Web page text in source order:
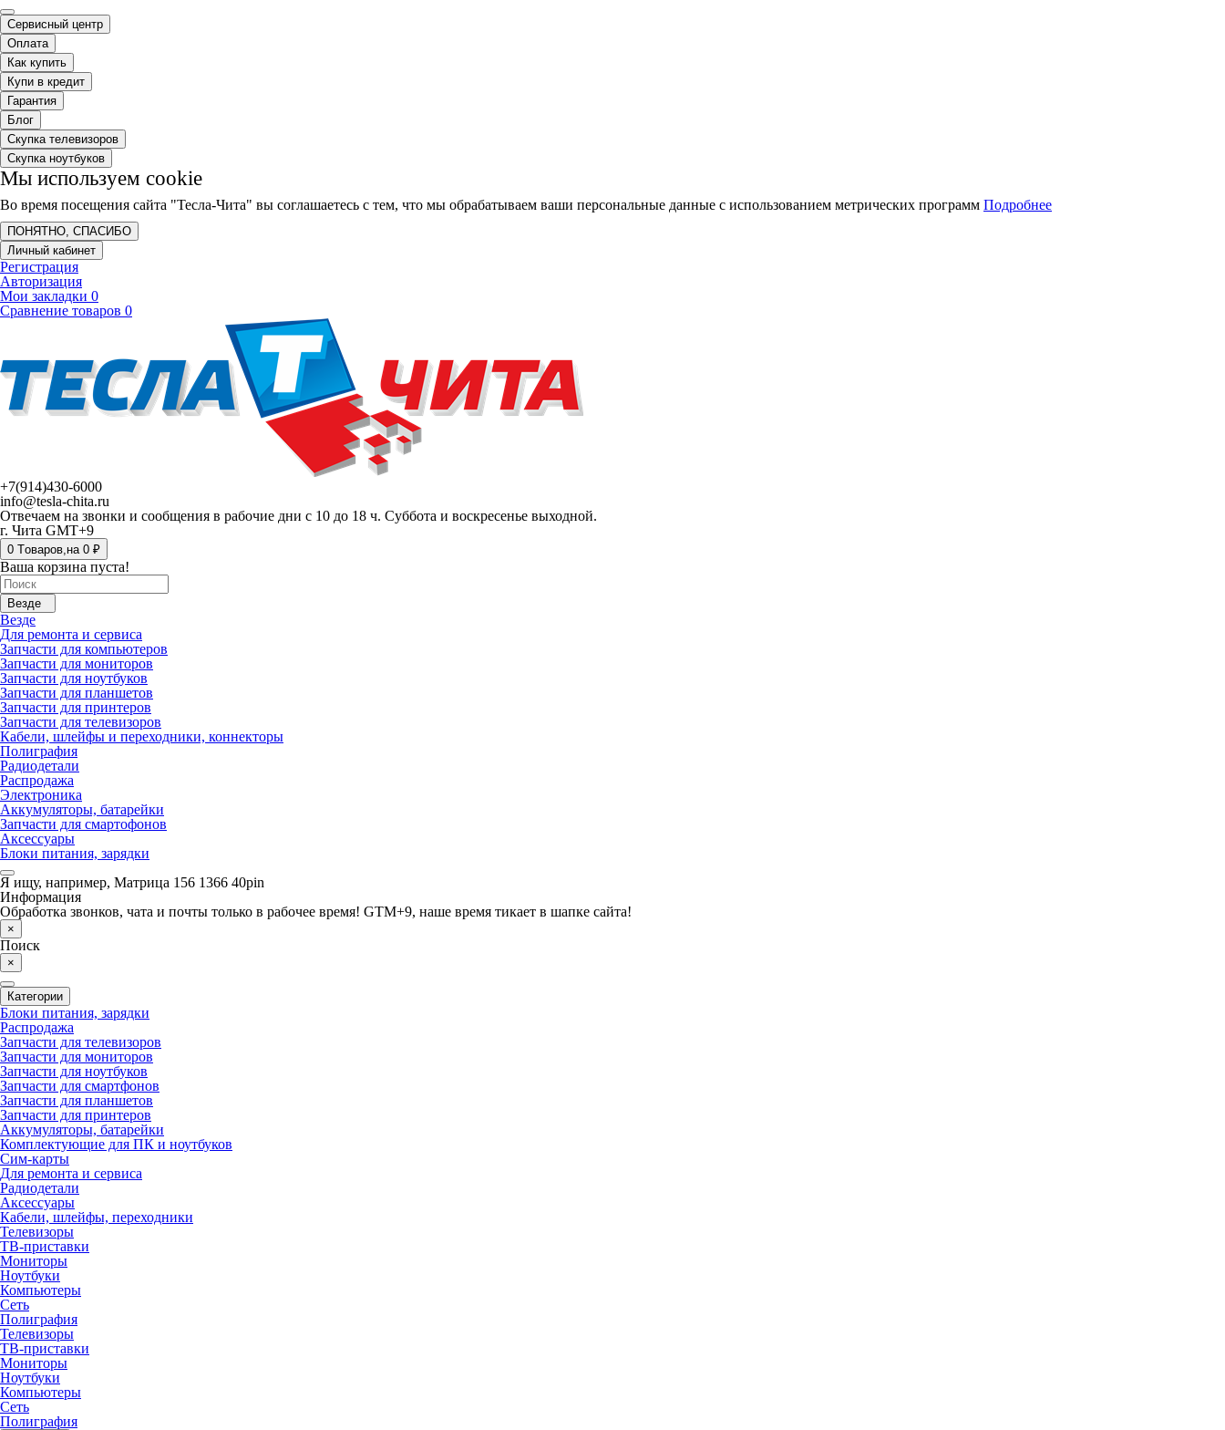
Сервисный центр
Оплата
Как купить
Купи в кредит
Гарантия
Блог
Скупка телевизоров
Скупка ноутбуков
Мы используем cookie
Во время посещения сайта "Тесла-Чита" вы соглашаетесь с тем, что мы обрабатываем ваши персональные данные с использованием метрических программ Подробнее
ПОНЯТНО, СПАСИБО
Личный кабинет
Регистрация
Авторизация
Мои закладки 0
Сравнение товаров 0
+7(914)430-6000
info@tesla-chita.ru
Отвечаем на звонки и сообщения в рабочие дни с 10 до 18 ч. Суббота и воскресенье выходной.
г. Чита GMT+9
0 Tоваров,на 0 ₽
Ваша корзина пуста!
Везде
Везде
Для ремонта и сервиса
Запчасти для компьютеров
Запчасти для мониторов
Запчасти для ноутбуков
Запчасти для планшетов
Запчасти для принтеров
Запчасти для телевизоров
Кабели, шлейфы и переходники, коннекторы
Полиграфия
Радиодетали
Распродажа
Электроника
Аккумуляторы, батарейки
Запчасти для смартофонов
Аксессуары
Блоки питания, зарядки
Я ищу, например, Матрица 156 1366 40pin
Информация
Обработка звонков, чата и почты только в рабочее время! GTM+9, наше время тикает в шапке сайта!
×
Поиск
×
Категории
Блоки питания, зарядки
Распродажа
Запчасти для телевизоров
Запчасти для мониторов
Запчасти для ноутбуков
Запчасти для смартфонов
Запчасти для планшетов
Запчасти для принтеров
Аккумуляторы, батарейки
Комплектующие для ПК и ноутбуков
Сим-карты
Для ремонта и сервиса
Радиодетали
Аксессуары
Кабели, шлейфы, переходники
Телевизоры
ТВ-приставки
Мониторы
Ноутбуки
Компьютеры
Сеть
Полиграфия
Телевизоры
ТВ-приставки
Мониторы
Ноутбуки
Компьютеры
Сеть
Полиграфия